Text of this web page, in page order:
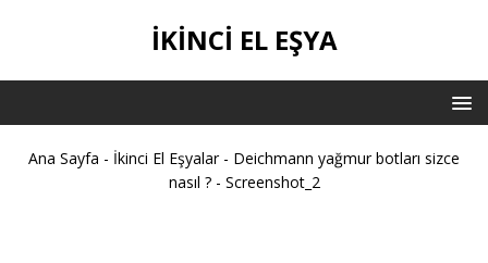
İKİNCİ EL EŞYA
Ana Sayfa - İkinci El Eşyalar- Deichmann yağmur botları sizce
nasıl ?- Screenshot_2